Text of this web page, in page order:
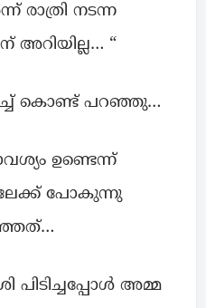
രാത്രി നടന്ന
“
കൊണ്ട് പറഞ്ഞു…
ഉണ്ടെന്ന്
പോകുന്നു
അമ്മ